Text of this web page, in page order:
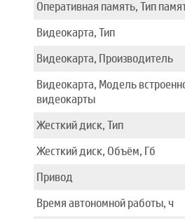
Оперативная память, Тип
Видеокарта, Тип
Видеокарта, Производитель
Видеокарта, Модель
видеокарты
Жесткий диск, Тип
Жесткий диск, Объём, Гб
Привод
Время автономной работы, ч